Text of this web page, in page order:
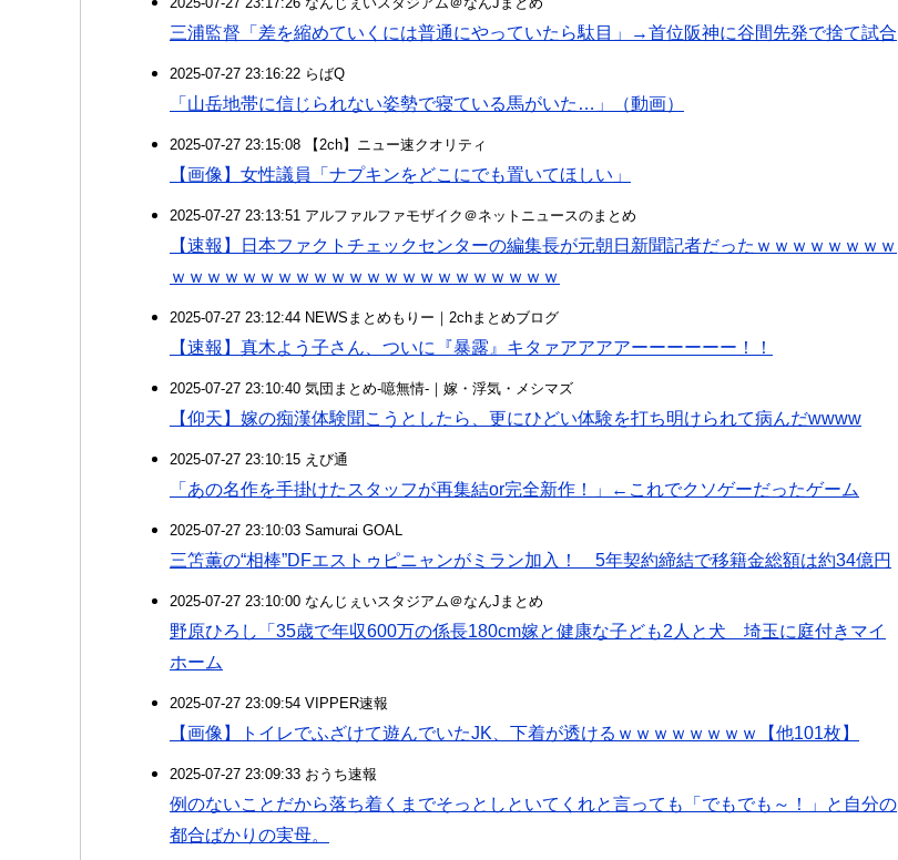
三浦監督「差を縮めていくには普通にやっていたら駄目」→首位阪神に谷間先発で捨て試合
2025-07-27 23:16:22 らばQ
「山岳地帯に信じられない姿勢で寝ている馬がいた…」（動画）
2025-07-27 23:15:08 【2ch】ニュー速クオリティ
【画像】女性議員「ナプキンをどこにでも置いてほしい」
2025-07-27 23:13:51 アルファルファモザイク＠ネットニュースのまとめ
【速報】日本ファクトチェックセンターの編集長が元朝日新聞記者だったｗｗｗｗｗｗｗｗ
ｗｗｗｗｗｗｗｗｗｗｗｗｗｗｗｗｗｗｗｗｗｗ
2025-07-27 23:12:44 NEWSまとめもりー｜2chまとめブログ
【速報】真木よう子さん、ついに『暴露』キタァアアアアーーーーーー！！
2025-07-27 23:10:40 気団まとめ-噫無情-｜嫁・浮気・メシマズ
【仰天】嫁の痴漢体験聞こうとしたら、更にひどい体験を打ち明けられて病んだwwww
2025-07-27 23:10:15 えび通
「あの名作を手掛けたスタッフが再集結or完全新作！」←これでクソゲーだったゲーム
2025-07-27 23:10:03 Samurai GOAL
三笘薫の“相棒”DFエストゥピニャンがミラン加入！ 5年契約締結で移籍金総額は約34億円
2025-07-27 23:10:00 なんじぇいスタジアム＠なんJまとめ
野原ひろし「35歳で年収600万の係長180cm嫁と健康な子ども2人と犬 埼玉に庭付きマイ
ホーム
2025-07-27 23:09:54 VIPPER速報
【画像】トイレでふざけて遊んでいたJK、下着が透けるｗｗｗｗｗｗｗｗ【他101枚】
2025-07-27 23:09:33 おうち速報
例のないことだから落ち着くまでそっとしといてくれと言っても「でもでも～！」と自分の
都合ばかりの実母。